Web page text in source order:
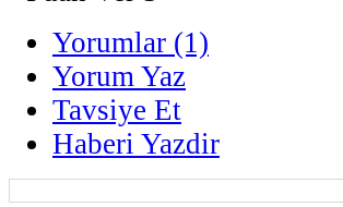
Yorumlar (1)
Yorum Yaz
Tavsiye Et
Haberi Yazdir